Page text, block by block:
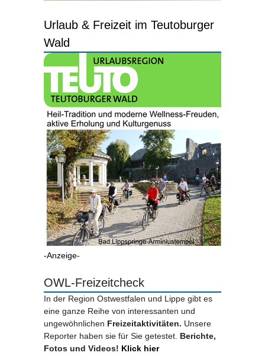
Urlaub & Freizeit im Teutoburger
Wald
-Anzeige-
OWL-Freizeitcheck
In der Region Ostwestfalen und Lippe gibt es
eine ganze Reihe von interessanten und
ungewöhnlichen Freizeitaktivitäten. Unsere
Reporter haben sie für Sie getestet. Berichte,
Fotos und Videos! Klick hier